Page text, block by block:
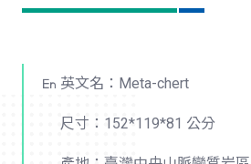
英文名：Meta-chert
尺寸：152*119*81 公分